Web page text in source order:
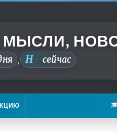
МЫСЛИ,
, Н—сейчас